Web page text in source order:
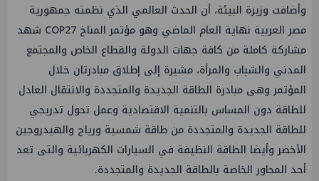
وأضافت وزيرة البيئة، أن الحدث العالمي الذي نظمته جمهورية
مصر العربية نهاية العام الماضي وهو مؤتمر المناخ COP27 شهد
مشاركة كاملة من كافة جهات الدولة والقطاع الخاص والمجتمع
المدني والشباب والمرأة، مشيرة إلى إطلاق مبادرتان خلال
المؤتمر وهى مبادرة الطاقة الجديدة والمتجددة والانتقال العادل
للطاقة دون المساس بالتنمية الاقتصادية وعمل تحول تدريجي
للطاقة الجديدة والمتجددة من طاقة شمسية ورياح والهيدروجين
الأخضر وأيضا الطاقة النظيفة في السيارات الكهربائية والتى تعد
أحد المحاور الخاصة بالطاقة الجديدة والمتجددة.